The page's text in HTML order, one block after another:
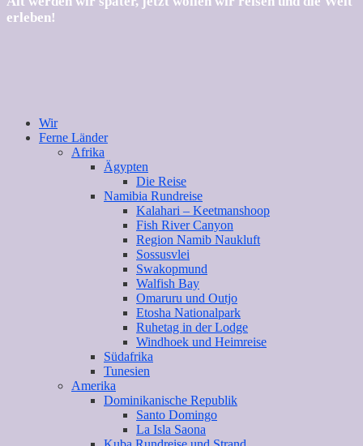
erleben!
Wir
Ferne Länder
Afrika
Ägypten
Die Reise
Namibia Rundreise
Kalahari – Keetmanshoop
Fish River Canyon
Region Namib Naukluft
Sossusvlei
Swakopmund
Walfish Bay
Omaruru und Outjo
Etosha Nationalpark
Ruhetag in der Lodge
Windhoek und Heimreise
Südafrika
Tunesien
Amerika
Dominikanische Republik
Santo Domingo
La Isla Saona